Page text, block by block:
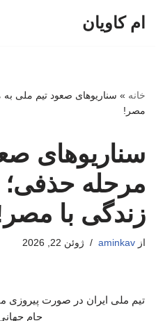
ام کاویان
خانه » سناریوهای صعود تیم ملی
مصر!
سناریوهای
مرحله حذفی؛
زندگی با
از aminkav ژوئن 22, 2026
تیم ملی ایران در صورت پیروزی
جام